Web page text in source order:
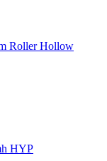
Roller Hollow
HYP